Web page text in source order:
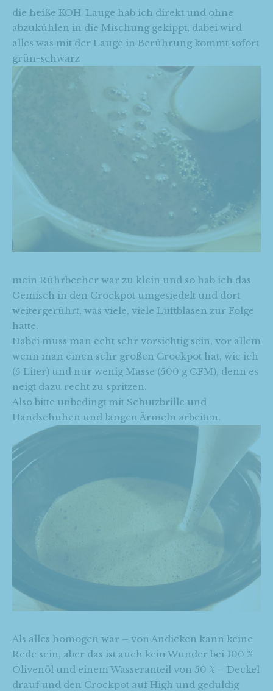
die heiße KOH-Lauge hab ich direkt und ohne
abzukühlen in die Mischung gekippt, dabei wird
alles was mit der Lauge in Berührung kommt sofort
grün-schwarz
mein Rührbecher war zu klein und so hab ich das
Gemisch in den Crockpot umgesiedelt und dort
weitergerührt, was viele, viele Luftblasen zur Folge
hatte.
Dabei muss man echt sehr vorsichtig sein, vor allem
wenn man einen sehr großen Crockpot hat, wie ich
(5 Liter) und nur wenig Masse (500 g GFM), denn es
neigt dazu recht zu spritzen.
Also bitte unbedingt mit Schutzbrille und
Handschuhen und langen Ärmeln arbeiten.
Als alles homogen war – von Andicken kann keine
Rede sein, aber das ist auch kein Wunder bei 100 %
Olivenöl und einem Wasseranteil von 50 % – Deckel
drauf und den Crockpot auf High und geduldig